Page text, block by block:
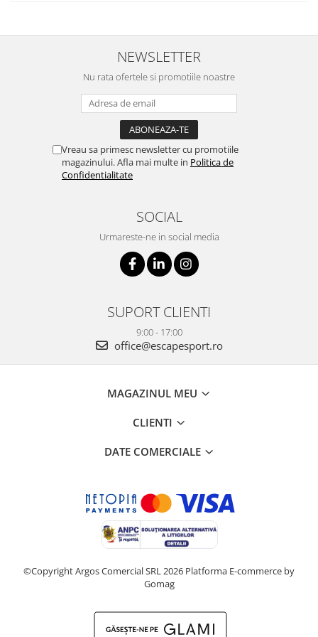
NEWSLETTER
Nu rata ofertele si promotiile noastre
Vreau sa primesc newsletter cu promotiile
magazinului. Afla mai multe in Politica de
Confidentialitate
SOCIAL
Urmareste-ne in social media
SUPORT CLIENTI
9:00 - 17:00
office@escapesport.ro
MAGAZINUL MEU
CLIENTI
DATE COMERCIALE
©Copyright Argos Comercial SRL 2026 Platforma E-commerce by
Gomag